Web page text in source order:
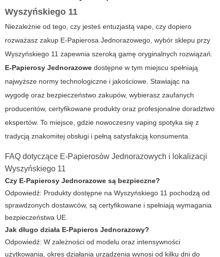
Wyszyńskiego 11
Niezależnie od tego, czy jesteś entuzjastą vape, czy dopiero
rozważasz zakup E-Papierosa Jednorazowego, wybór sklepu przy
Wyszyńskiego 11 zapewnia szeroką gamę oryginalnych rozwiązań.
E-Papierosy Jednorazowe dostępne w tym miejscu spełniają
najwyższe normy technologiczne i jakościowe. Stawiając na
wygodę oraz bezpieczeństwo zakupów, wybierasz zaufanych
producentów, certyfikowane produkty oraz profesjonalne doradztwo
ekspertów. To miejsce, gdzie nowoczesny vaping spotyka się z
tradycją znakomitej obsługi i pełną satysfakcją konsumenta.
FAQ dotyczące E-Papierosów Jednorazowych i lokalizacji
Wyszyńskiego 11
Czy E-Papierosy Jednorazowe są bezpieczne?
Odpowiedź: Produkty dostępne na Wyszyńskiego 11 pochodzą od
sprawdzonych dostawców, są certyfikowane i spełniają wymagania
bezpieczeństwa UE.
Jak długo działa E-Papieros Jednorazowy?
Odpowiedź: W zależności od modelu oraz intensywności
użytkowania, okres działania urządzenia wynosi od kilku dni do